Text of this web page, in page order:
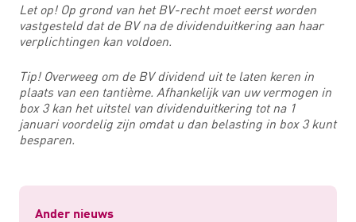
Let op! Op grond van het BV-recht moet eerst worden
vastgesteld dat de BV na de dividenduitkering aan haar
verplichtingen kan voldoen.
Tip! Overweeg om de BV dividend uit te laten keren in
plaats van een tantième. Afhankelijk van uw vermogen in
box 3 kan het uitstel van dividenduitkering tot na 1
januari voordelig zijn omdat u dan belasting in box 3 kunt
besparen.
Ander nieuws